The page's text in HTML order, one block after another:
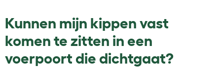
Kunnen mijn kippen vast
komen te zitten in een
voerpoort die dichtgaat?